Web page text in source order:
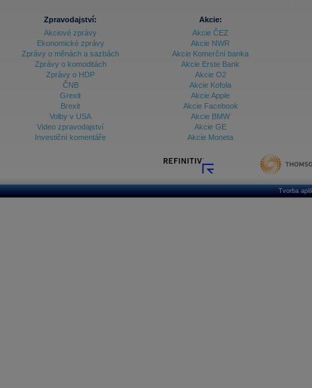
Zpravodajství:
Akciové zprávy
Ekonomické zprávy
Zprávy o měnách a sazbách
Zprávy o komoditách
Zprávy o HDP
ČNB
Grexit
Brexit
Volby v USA
Video zpravodajství
Investiční komentáře
Akcie:
Akcie ČEZ
Akcie NWR
Akcie Komerční banka
Akcie Erste Bank
Akcie O2
Akcie Kofola
Akcie Apple
Akcie Facebook
Akcie BMW
Akcie GE
Akcie Moneta
Tvorba